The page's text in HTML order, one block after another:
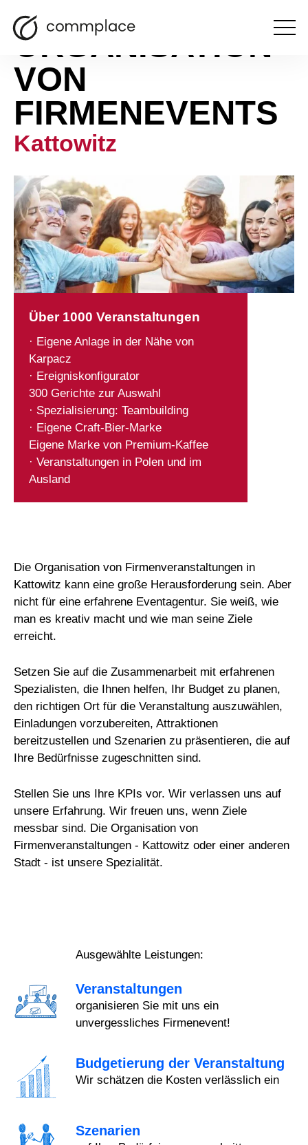
ORGANISATION
VON
FIRMENEVENTS
Kattowitz
Über 1000 Veranstaltungen
· Eigene Anlage in der Nähe von
Karpacz
· Ereigniskonfigurator
300 Gerichte zur Auswahl
· Spezialisierung: Teambuilding
· Eigene Craft-Bier-Marke
Eigene Marke von Premium-Kaffee
· Veranstaltungen in Polen und im
Ausland
Die Organisation von Firmenveranstaltungen in
Kattowitz kann eine große Herausforderung sein. Aber
nicht für eine erfahrene Eventagentur. Sie weiß, wie
man es kreativ macht und wie man seine Ziele
erreicht.
Setzen Sie auf die Zusammenarbeit mit erfahrenen
Spezialisten, die Ihnen helfen, Ihr Budget zu planen,
den richtigen Ort für die Veranstaltung auszuwählen,
Einladungen vorzubereiten, Attraktionen
bereitzustellen und Szenarien zu präsentieren, die auf
Ihre Bedürfnisse zugeschnitten sind.
Stellen Sie uns Ihre KPIs vor. Wir verlassen uns auf
unsere Erfahrung. Wir freuen uns, wenn Ziele
messbar sind. Die Organisation von
Firmenveranstaltungen - Kattowitz oder einer anderen
Stadt - ist unsere Spezialität.
Ausgewählte Leistungen:
Veranstaltungen
organisieren Sie mit uns ein
unvergessliches Firmenevent!
Budgetierung der Veranstaltung
Wir schätzen die Kosten verlässlich ein
Szenarien